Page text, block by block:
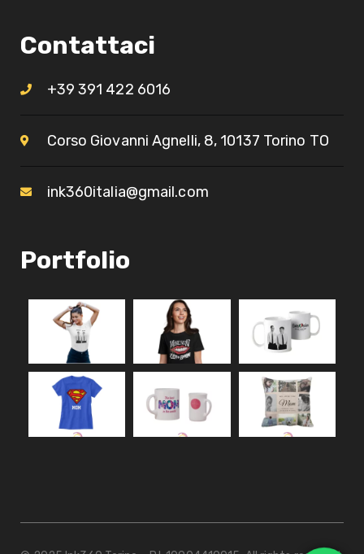
Contattaci
+39 391 422 6016
Corso Giovanni Agnelli, 8, 10137 Torino TO​
ink360italia@gmail.com
Portfolio